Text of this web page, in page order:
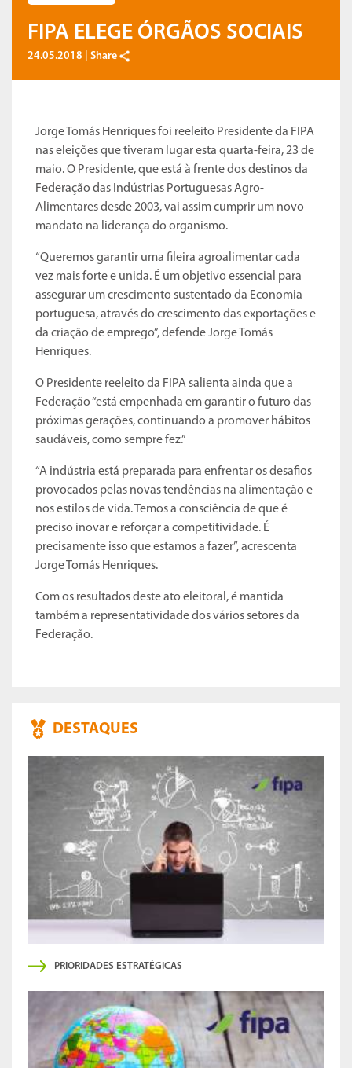
FIPA ELEGE ÓRGÃOS SOCIAIS
24.05.2018 | Share
Jorge Tomás Henriques foi reeleito Presidente da FIPA
nas eleições que tiveram lugar esta quarta-feira, 23 de
maio. O Presidente, que está à frente dos destinos da
Federação das Indústrias Portuguesas Agro-
Alimentares desde 2003, vai assim cumprir um novo
mandato na liderança do organismo.
“Queremos garantir uma fileira agroalimentar cada
vez mais forte e unida. É um objetivo essencial para
assegurar um crescimento sustentado da Economia
portuguesa, através do crescimento das exportações e
da criação de emprego”, defende Jorge Tomás
Henriques.
O Presidente reeleito da FIPA salienta ainda que a
Federação “está empenhada em garantir o futuro das
próximas gerações, continuando a promover hábitos
saudáveis, como sempre fez.”
“A indústria está preparada para enfrentar os desafios
provocados pelas novas tendências na alimentação e
nos estilos de vida. Temos a consciência de que é
preciso inovar e reforçar a competitividade. É
precisamente isso que estamos a fazer”, acrescenta
Jorge Tomás Henriques.
Com os resultados deste ato eleitoral, é mantida
também a representatividade dos vários setores da
Federação.
DESTAQUES
PRIORIDADES ESTRATÉGICAS